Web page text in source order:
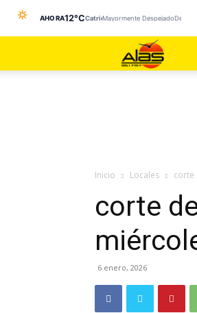
AHORA12°CCatrielMayormente
Inicio Locales corte
corte
6 enero, 2026